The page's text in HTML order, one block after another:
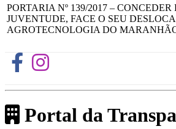
PORTARIA Nº 139/2017 –
JUVENTUDE, FACE O SEU
AGROTECNOLOGIA DO
Portal da